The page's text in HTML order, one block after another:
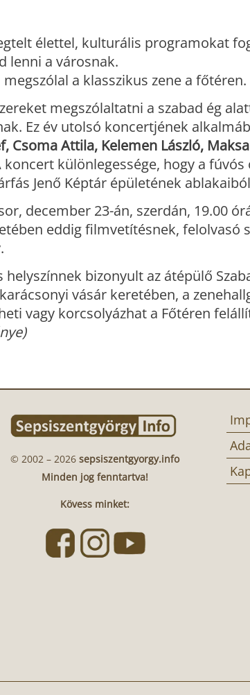
élettel, kulturális programokat
lenni a városnak.
a klasszikus zene a főtéren.
megszólaltatni a szabad ég
Ez év utolsó koncertjének
Csoma Attila, Kelemen László,
koncert különlegessége, hogy a
Jenő Képtár épületének
december 23-án, szerdán, 19.00
eddig filmvetítésnek, felolvasó
bizonyult az átépülő
vásár keretében, a
vagy korcsolyázhat a Főtéren
© 2002 – 2026 sepsiszentgyorgy.info
Minden jog fenntartva!
Kövess minket: